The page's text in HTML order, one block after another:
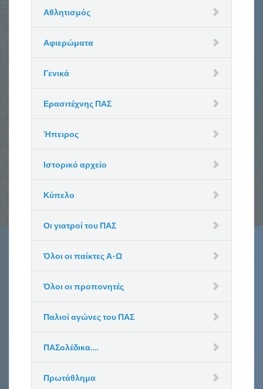
Αθλητισμός
Αφιερώματα
Γενικά
Ερασιτέχνης ΠΑΣ
Ήπειρος
Ιστορικό αρχείο
Κύπελο
Οι γιατροί του ΠΑΣ
Όλοι οι παίκτες Α-Ω
Όλοι οι προπονητές
Παλιοί αγώνες του ΠΑΣ
ΠΑΣολέδικα….
Πρωτάθλημα